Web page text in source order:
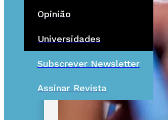
Opinião
Universidades
Subscrever Newsletter
Assinar Revista